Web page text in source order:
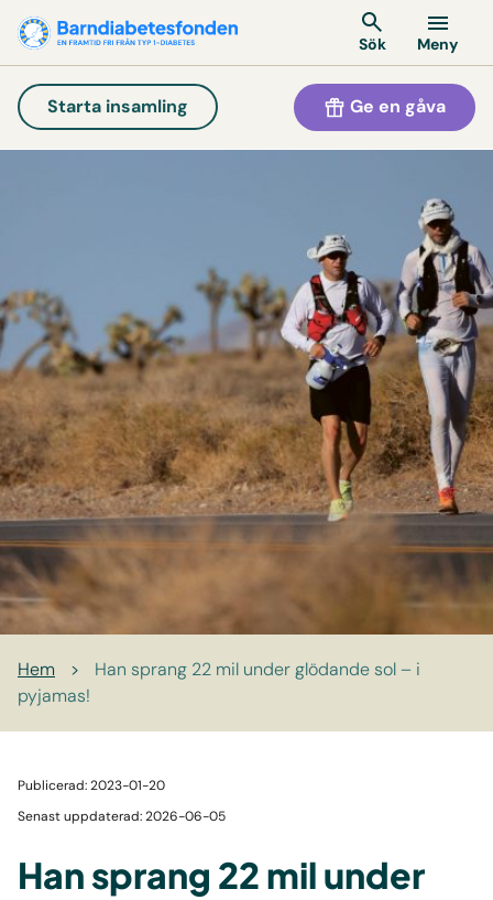
Sök Meny
Starta insamling Ge en gåva
Hem >
Han sprang 22 mil under glödande sol – i
pyjamas!
Publicerad: 2023-01-20
Senast uppdaterad: 2026-06-05
Han sprang 22 mil under